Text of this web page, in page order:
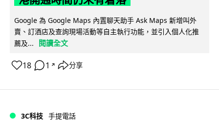
Google 為 Google Maps 內置聊天助手 Ask Maps 新增叫外
賣、訂酒店及查詢現場活動等自主執行功能，並引入個人化推
薦及...
閱讀全文
18 1 ↗ 分享
3C科技 手提電話